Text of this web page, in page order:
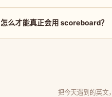
怎么才能真正会用 scoreboard？
把今天遇到的英